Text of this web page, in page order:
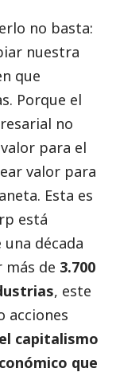
no basta:
nuestra
que
Porque el
no
para el
valor para
Esta es
está
década
de 3.700
, este
acciones
capitalismo
que